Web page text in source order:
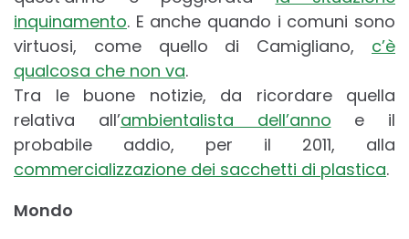
inquinamento. E anche quando i comuni sono
virtuosi, come quello di Camigliano, c’è
qualcosa che non va.
Tra le buone notizie, da ricordare quella
relativa all’ambientalista dell’anno e il
probabile addio, per il 2011, alla
commercializzazione dei sacchetti di plastica.
Mondo